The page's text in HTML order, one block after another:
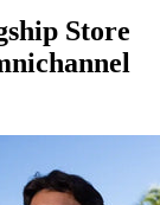
Store